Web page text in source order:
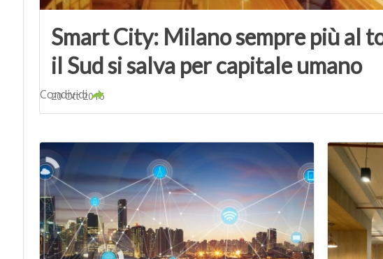
Smart City: Milano sempre più al
il Sud si salva per capitale umano
20 Ott 2016
Condividi